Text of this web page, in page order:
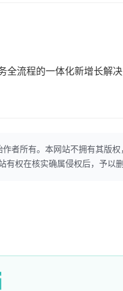
全流程的一体化新增长解
者所有。本网站不拥有其版
有权在核实确属侵权后，予以删